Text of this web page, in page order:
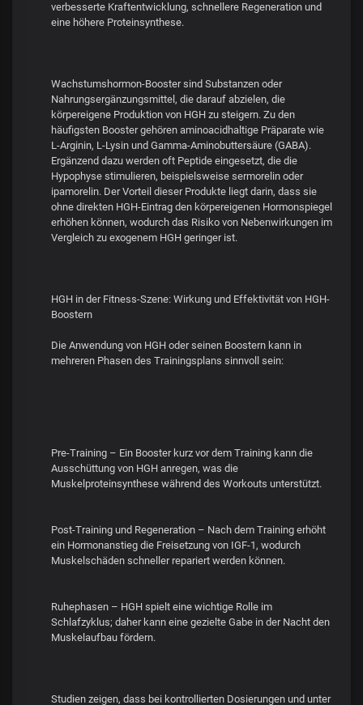
verbesserte Kraftentwicklung, schnellere Regeneration und
eine höhere Proteinsynthese.
Wachstumshormon-Booster sind Substanzen oder
Nahrungsergänzungsmittel, die darauf abzielen, die
körpereigene Produktion von HGH zu steigern. Zu den
häufigsten Booster gehören aminoacidhaltige Präparate wie
L-Arginin, L-Lysin und Gamma-Aminobuttersäure (GABA).
Ergänzend dazu werden oft Peptide eingesetzt, die die
Hypophyse stimulieren, beispielsweise sermorelin oder
ipamorelin. Der Vorteil dieser Produkte liegt darin, dass sie
ohne direkten HGH-Eintrag den körpereigenen Hormonspiegel
erhöhen können, wodurch das Risiko von Nebenwirkungen im
Vergleich zu exogenem HGH geringer ist.
HGH in der Fitness-Szene: Wirkung und Effektivität von HGH-
Boostern
Die Anwendung von HGH oder seinen Boostern kann in
mehreren Phasen des Trainingsplans sinnvoll sein:
Pre-Training – Ein Booster kurz vor dem Training kann die
Ausschüttung von HGH anregen, was die
Muskelproteinsynthese während des Workouts unterstützt.
Post-Training und Regeneration – Nach dem Training erhöht
ein Hormonanstieg die Freisetzung von IGF-1, wodurch
Muskelschäden schneller repariert werden können.
Ruhephasen – HGH spielt eine wichtige Rolle im
Schlafzyklus; daher kann eine gezielte Gabe in der Nacht den
Muskelaufbau fördern.
Studien zeigen, dass bei kontrollierten Dosierungen und unter